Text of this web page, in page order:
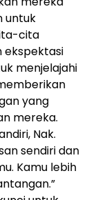
untuk
cita
ekspektasi
menjelajahi
yang
mereka.
Nak.
sendiri dan
Kamu lebih